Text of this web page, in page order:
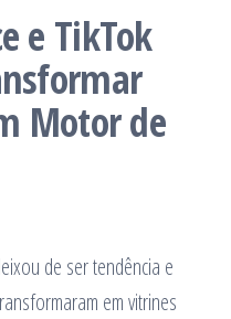
e TikTok
Motor de
de ser tendência e
em vitrines